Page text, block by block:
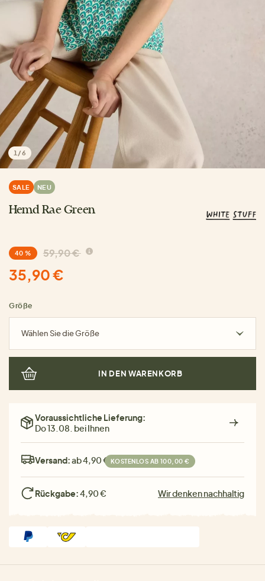
1 /6
SALE NEU
Hemd Rae Green
40 % 59,90 €
35,90 €
Größe
Wählen Sie die Größe
IN DEN WARENKORB
Voraussichtliche Lieferung:
Do 13.08. bei Ihnen
Versand:ab 4,90 € KOSTENLOS AB 100,00 €
Rückgabe:4,90 € Wir denken nachhaltig